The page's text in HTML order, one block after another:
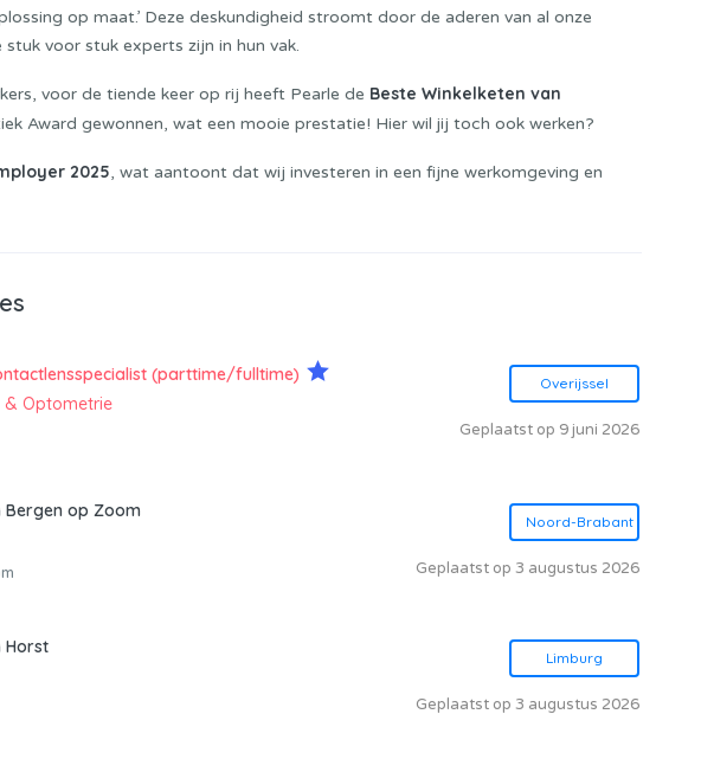
op maat.’ Deze deskundigheid stroomt door de aderen van al onze
voor stuk experts zijn in hun vak.
voor de tiende keer op rij heeft Pearle de Beste Winkelketen van
Award gewonnen, wat een mooie prestatie! Hier wil jij toch ook werken?
2025, wat aantoont dat wij investeren in een fijne werkomgeving en
(parttime/fulltime)
& Optometrie
Overijssel
Geplaatst op 9 juni 2026
Bergen op Zoom
Noord-Brabant
Geplaatst op 3 augustus 2026
Horst
Limburg
Geplaatst op 3 augustus 2026